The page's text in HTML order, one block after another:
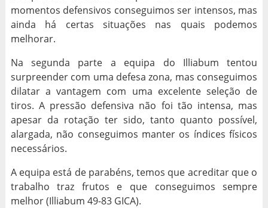
momentos defensivos conseguimos ser intensos, mas
ainda há certas situações nas quais podemos
melhorar.
Na segunda parte a equipa do Illiabum tentou
surpreender com uma defesa zona, mas conseguimos
dilatar a vantagem com uma excelente seleção de
tiros. A pressão defensiva não foi tão intensa, mas
apesar da rotação ter sido, tanto quanto possível,
alargada, não conseguimos manter os índices físicos
necessários.
A equipa está de parabéns, temos que acreditar que o
trabalho traz frutos e que conseguimos sempre
melhor (Illiabum 49-83 GICA).